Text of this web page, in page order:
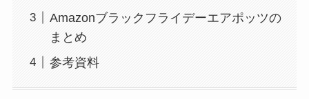
Amazonブラックフライデーエアポッツの
まとめ
参考資料